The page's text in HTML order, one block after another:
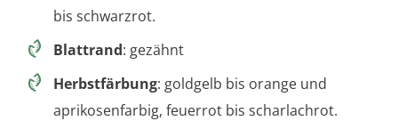
bis schwarzrot.
Blattrand: gezähnt
Herbstfärbung: goldgelb bis orange und
aprikosenfarbig, feuerrot bis scharlachrot.